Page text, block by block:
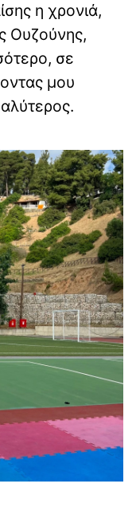
η χρονιά,
Ουζούνης,
σε
μου